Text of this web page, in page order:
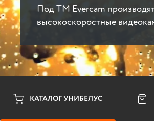
Под ТМ Evercam
высокоскоростные
КАТАЛОГ УНИБЕЛУС